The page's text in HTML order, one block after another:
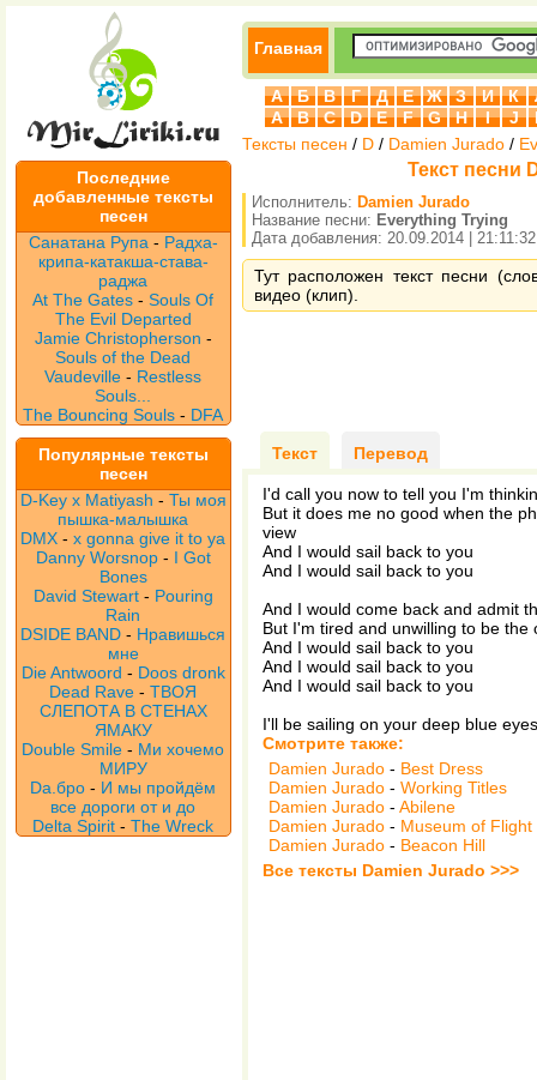
Последние
добавленные тексты
песен
Санатана Рупа - Радха-
крипа-катакша-става-
раджа
At The Gates -Souls Of
The Evil Departed
Jamie Christopherson -
Souls of the Dead
Vaudeville- Restless
Souls...
The Bouncing Souls - DFA
Популярные тексты
песен
D-Key x Matiyash - Ты моя
пышка-малышка
DMX -x gonna give it to ya
Danny Worsnop - I Got
Bones
David Stewart - Pouring
Rain
DSIDE BAND - Нравишься
мне
Die Antwoord - Doos dronk
Dead Rave -ТВОЯ
СЛЕПОТА В СТЕНАХ
ЯМАКУ
Double Smile - Ми хочемо
МИРУ
Da.бро - И мы пройдём
все дороги от и до
Delta Spirit -The Wreck
Главная
А Б В Г Д Е Ж З И К
A
B C D E F G H I J
Тексты песен / D / Damien Jurado /
Текст песни
Исполнитель: Damien Jurado
Название песни: Everything Trying
Дата добавления: 20.09.2014 | 21:11:32
Тут расположен текст песни
видео (клип).
Текст Перевод
I'd call you now to tell you I'm
But it does me no good when the
view
And I would sail back to you
And I would sail back to you
And I would come back and admit
But I'm tired and unwilling to be the
And I would sail back to you
And I would sail back to you
And I would sail back to you
I'll be sailing on your deep blue
Смотрите также:
Damien Jurado - Best Dress
Damien Jurado - Working Titles
Damien Jurado - Abilene
Damien Jurado - Museum of Flight
Damien Jurado - Beacon Hill
Все тексты Damien Jurado >>>